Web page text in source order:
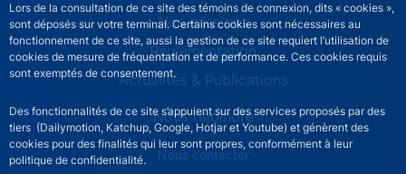
Lors de la consultation de ce site des témoins de connexion, dits « cookies »,
sont déposés sur votre terminal. Certains cookies sont nécessaires au
fonctionnement de ce site, aussi la gestion de ce site requiert l’utilisation de
cookies de mesure de fréquentation et de performance. Ces cookies requis
sont exemptés de consentement.
Des fonctionnalités de ce site s’appuient sur des services proposés par des
tiers (Dailymotion, Katchup, Google, Hotjar et Youtube) et génèrent des
cookies pour des finalités qui leur sont propres, conformément à leur
politique de confidentialité.
Nos missions
Réglementation
Actualités & Publications
Nous rejoindre
ACPR footer secondary menu (French)
Nous contacter